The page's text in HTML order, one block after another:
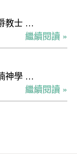
教士 …
繼續閱讀 »
神學 …
繼續閱讀 »